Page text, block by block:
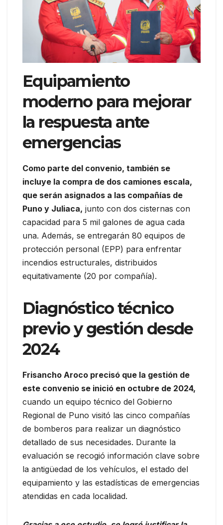
Equipamiento
moderno para mejorar
la respuesta ante
emergencias
Como parte del convenio, también se
incluye la compra de dos camiones escala,
que serán asignados a las compañías de
Puno y Juliaca, junto con dos cisternas con
capacidad para 5 mil galones de agua cada
una. Además, se entregarán 80 equipos de
protección personal (EPP) para enfrentar
incendios estructurales, distribuidos
equitativamente (20 por compañía).
Diagnóstico técnico
previo y gestión desde
2024
Frisancho Aroco precisó que la gestión de
este convenio se inició en octubre de 2024,
cuando un equipo técnico del Gobierno
Regional de Puno visitó las cinco compañías
de bomberos para realizar un diagnóstico
detallado de sus necesidades. Durante la
evaluación se recogió información clave sobre
la antigüedad de los vehículos, el estado del
equipamiento y las estadísticas de emergencias
atendidas en cada localidad.